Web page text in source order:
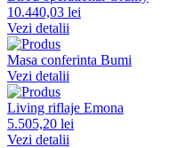
10.440,03 lei
Vezi detalii
Masa conferinta Bumi
Vezi detalii
Living riflaje Emona
5.505,20 lei
Vezi detalii